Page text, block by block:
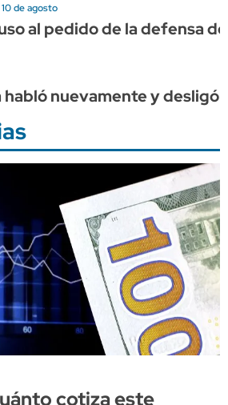
de agosto
al pedido de la defensa
habló nuevamente y
cotiza este